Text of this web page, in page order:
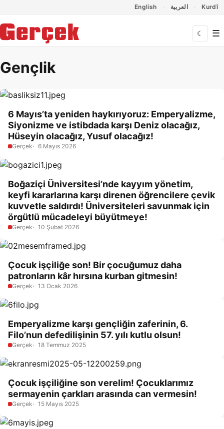
English العربية Kurdî
☾ ☰
Gençlik
6 Mayıs’ta yeniden haykırıyoruz: Emperyalizme,
Siyonizme ve istibdada karşı Deniz olacağız,
Hüseyin olacağız, Yusuf olacağız!
Gerçek 6 Mayıs 2026
Boğaziçi Üniversitesi’nde kayyım yönetim,
keyfi kararlarına karşı direnen öğrencilere çevik
kuvvetle saldırdı! Üniversiteleri savunmak için
örgütlü mücadeleyi büyütmeye!
Gerçek 10 Şubat 2026
Çocuk işçiliğe son! Bir çocuğumuz daha
patronların kâr hırsına kurban gitmesin!
Gerçek 13 Ocak 2026
Emperyalizme karşı gençliğin zaferinin, 6.
Filo’nun defedilişinin 57. yılı kutlu olsun!
Gerçek 18 Temmuz 2025
Çocuk işçiliğine son verelim! Çocuklarımız
sermayenin çarkları arasında can vermesin!
Gerçek 15 Mayıs 2025